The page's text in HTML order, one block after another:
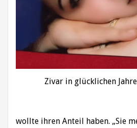
Zivar in glücklichen
wollte ihren Anteil haben. „Sie